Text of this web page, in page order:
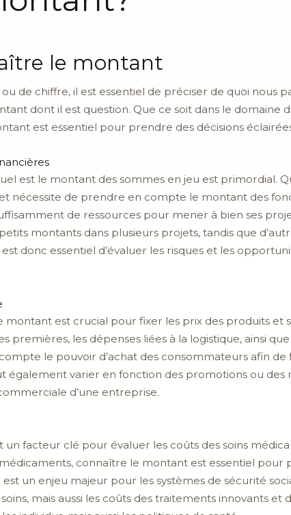
le montant
de chiffre, il est essentiel de préciser de quoi nous
dont il est question. Que ce soit dans le domaine
est essentiel pour prendre des décisions
est le montant des sommes en jeu est primordial.
nécessite de prendre en compte le montant des
de ressources pour mener à bien ses
montants dans plusieurs projets, tandis que
donc essentiel d’évaluer les risques et les
est crucial pour fixer les prix des produits et
premières, les dépenses liées à la logistique, ainsi
le pouvoir d’achat des consommateurs afin
également varier en fonction des promotions ou
d’une entreprise.
facteur clé pour évaluer les coûts des soins
connaître le montant est essentiel pour
un enjeu majeur pour les systèmes de sécurité
mais aussi les coûts des traitements innovants et